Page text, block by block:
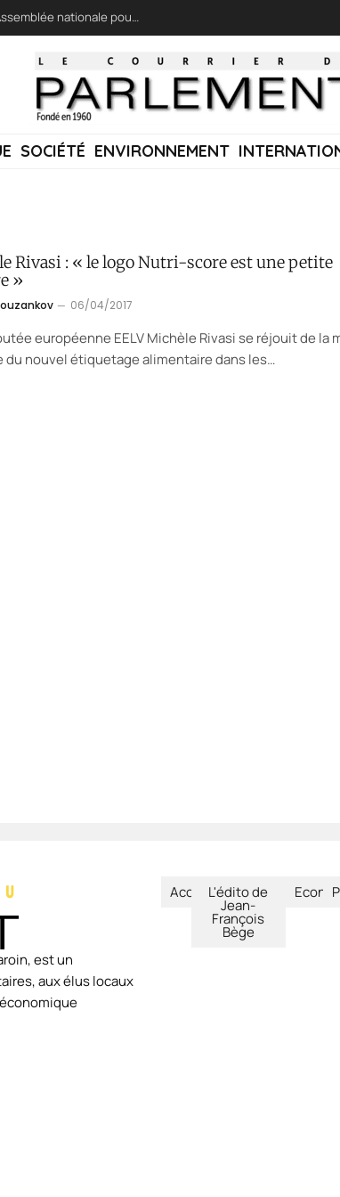
LFI réclame une « session extraordinaire » à l’Assemblée nationale pour lutter contre les incendies
SOCIÉTÉ ENVIRONNEMENT
Rivasi : « le logo Nutri-score est une petite
»
06/04/2017
européenne EELV Michèle Rivasi se réjouit de la
du nouvel étiquetage alimentaire dans les…
est un
aux élus locaux
AccueilL'édito de
Jean-
François
Bège